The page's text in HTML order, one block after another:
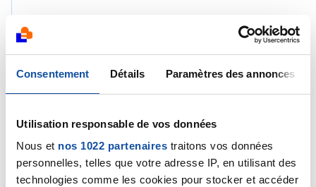
Consentement Détails Paramètres des annonces
Utilisation responsable de vos données
Nous et nos 1022 partenaires traitons vos données
personnelles, telles que votre adresse IP, en utilisant des
technologies comme les cookies pour stocker et accéder
Citer
Tarente